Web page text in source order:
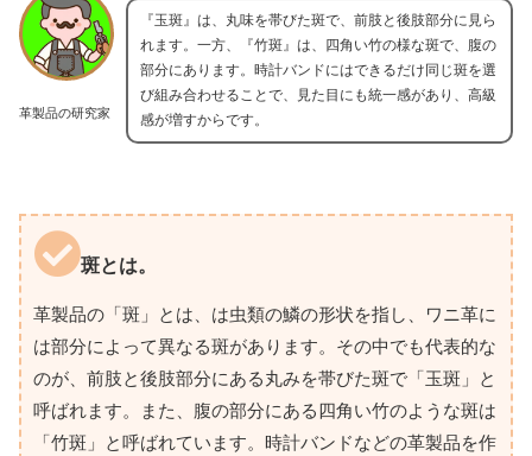
革製品の研究家
『玉斑』は、丸味を帯びた斑で、前肢と後肢部分に見ら
れます。一方、『竹斑』は、四角い竹の様な斑で、腹の
部分にあります。時計バンドにはできるだけ同じ斑を選
び組み合わせることで、見た目にも統一感があり、高級
感が増すからです。
斑とは。
革製品の「斑」とは、は虫類の鱗の形状を指し、ワニ革に
は部分によって異なる斑があります。その中でも代表的な
のが、前肢と後肢部分にある丸みを帯びた斑で「玉斑」と
呼ばれます。また、腹の部分にある四角い竹のような斑は
「竹斑」と呼ばれています。時計バンドなどの革製品を作